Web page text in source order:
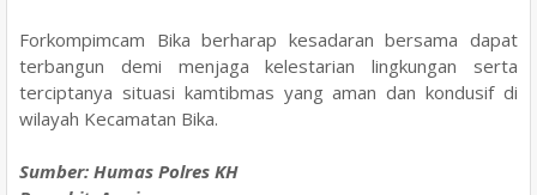
Forkompimcam Bika berharap kesadaran bersama dapat
terbangun demi menjaga kelestarian lingkungan serta
terciptanya situasi kamtibmas yang aman dan kondusif di
wilayah Kecamatan Bika.
Sumber: Humas Polres KH